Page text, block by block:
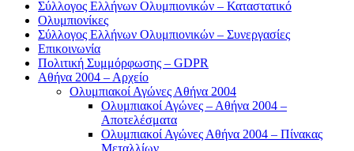
Σύλλογος Ελλήνων Ολυμπιονικών – Καταστατικό
Ολυμπιονίκες
Σύλλογος Ελλήνων Ολυμπιονικών – Συνεργασίες
Επικοινωνία
Πολιτική Συμμόρφωσης – GDPR
Αθήνα 2004 – Αρχείο
Ολυμπιακοί Αγώνες Αθήνα 2004
Ολυμπιακοί Αγώνες – Αθήνα 2004 –
Αποτελέσματα
Ολυμπιακοί Αγώνες Αθήνα 2004 – Πίνακας
Μεταλλίων